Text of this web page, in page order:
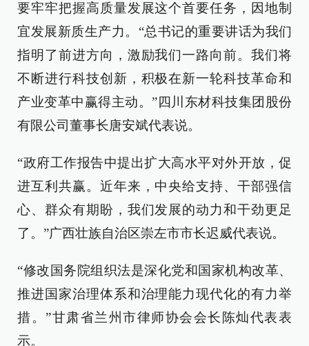
要牢牢把握高质量发展这个首要任务，因地制
宜发展新质生产力。“总书记的重要讲话为我们
指明了前进方向，激励我们一路向前。我们将
不断进行科技创新，积极在新一轮科技革命和
产业变革中赢得主动。”四川东材科技集团股份
有限公司董事长唐安斌代表说。
“政府工作报告中提出扩大高水平对外开放，促
进互利共赢。近年来，中央给支持、干部强信
心、群众有期盼，我们发展的动力和干劲更足
了。”广西壮族自治区崇左市市长迟威代表说。
“修改国务院组织法是深化党和国家机构改革、
推进国家治理体系和治理能力现代化的有力举
措。”甘肃省兰州市律师协会会长陈灿代表表
示。